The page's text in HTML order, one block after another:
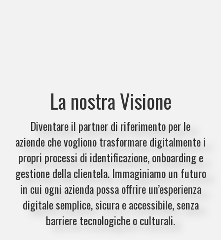
La nostra Visione
Diventare il partner di riferimentoper le
aziende che vogliono trasformare digitalmente i
propri processi di identificazione, onboarding e
gestione della clientela. Immaginiamo un futuro
in cui ogni azienda possa offrireun’esperienza
digitale semplice,sicura e accessibile, senza
barriere tecnologiche o culturali.